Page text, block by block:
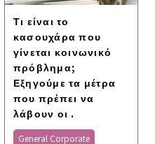
Τι είναι το
κασουχάρα που
γίνεται κοινωνικό
πρόβλημα;
Εξηγούμε τα μέτρα
που πρέπει να
λάβουν οι .
General Corporate